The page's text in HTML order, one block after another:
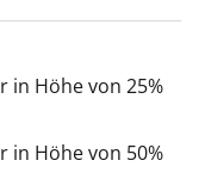
in Höhe von 25%
in Höhe von 50%